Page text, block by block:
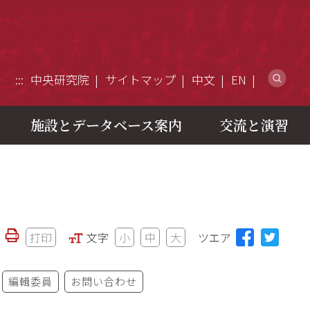
::: 中央研究院 サイトマップ 中文 EN
施設とデータベース案内 交流と演習
打印 文字 小 中 大 ツエア
編輯委員 お問い合わせ